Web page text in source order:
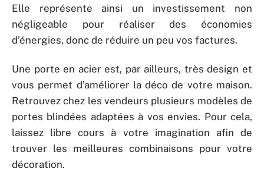
Elle représente ainsi un investissement non
négligeable pour réaliser des économies
d’énergies, donc de réduire un peu vos factures.
Une porte en acier est, par ailleurs, très design et
vous permet d’améliorer la déco de votre maison.
Retrouvez chez les vendeurs plusieurs modèles de
portes blindées adaptées à vos envies. Pour cela,
laissez libre cours à votre imagination afin de
trouver les meilleures combinaisons pour votre
décoration.